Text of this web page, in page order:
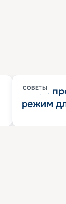
СОВЕТЫ
Китай
режим